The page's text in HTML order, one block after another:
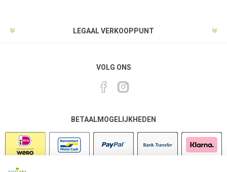
LEGAAL VERKOOPPUNT
VOLG ONS
BETAALMOGELIJKHEDEN